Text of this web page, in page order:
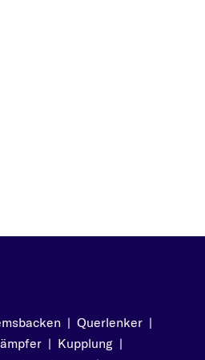
| Querlenker |
| Kupplung |